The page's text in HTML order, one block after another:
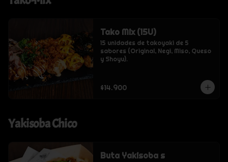
Tako Mix (15U)
15 unidades de takoyaki de 5
sabores (Original, Negi, Miso, Queso
y Shoyu).
$14.900
Yakisoba Chico
Buta Yakisoba s